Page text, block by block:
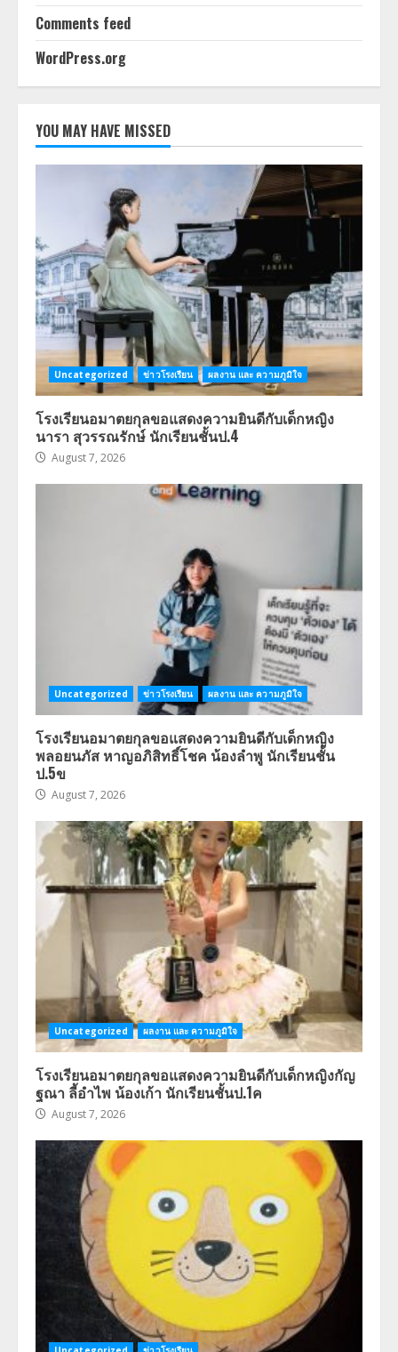
Comments feed
WordPress.org
YOU MAY HAVE MISSED
Uncategorized ข่าวโรงเรียน ผลงาน และ ความภูมิใจ
โรงเรียนอมาตยกุลขอแสดงความยินดีกับเด็กหญิง
นารา สุวรรณรักษ์ นักเรียนชั้นป.4
August 7, 2026
Uncategorized ข่าวโรงเรียน ผลงาน และ ความภูมิใจ
โรงเรียนอมาตยกุลขอแสดงความยินดีกับเด็กหญิง
พลอยนภัส หาญอภิสิทธิ์โชค น้องลำพู นักเรียนชั้น
ป.5ข
August 7, 2026
Uncategorized ผลงาน และ ความภูมิใจ
โรงเรียนอมาตยกุลขอแสดงความยินดีกับเด็กหญิงกัญ
ฐณา ลี้อำไพ น้องเก้า นักเรียนชั้นป.1ค
August 7, 2026